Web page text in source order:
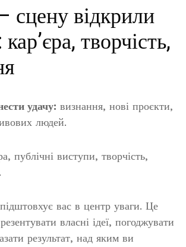
сцену відкрили
творчість,
удачу: визнання, нові проєкти,
людей.
публічні виступи, творчість,
вас в центр уваги. Це
власні ідеї, погоджувати
результат, над яким ви